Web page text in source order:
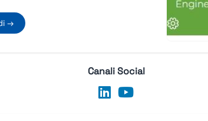
→
Canali Social